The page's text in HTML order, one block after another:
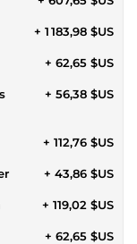
+ 1 183,98 $US
+ 62,65 $US
+ 56,38 $US
+ 112,76 $US
+ 43,86 $US
+ 119,02 $US
+ 62,65 $US